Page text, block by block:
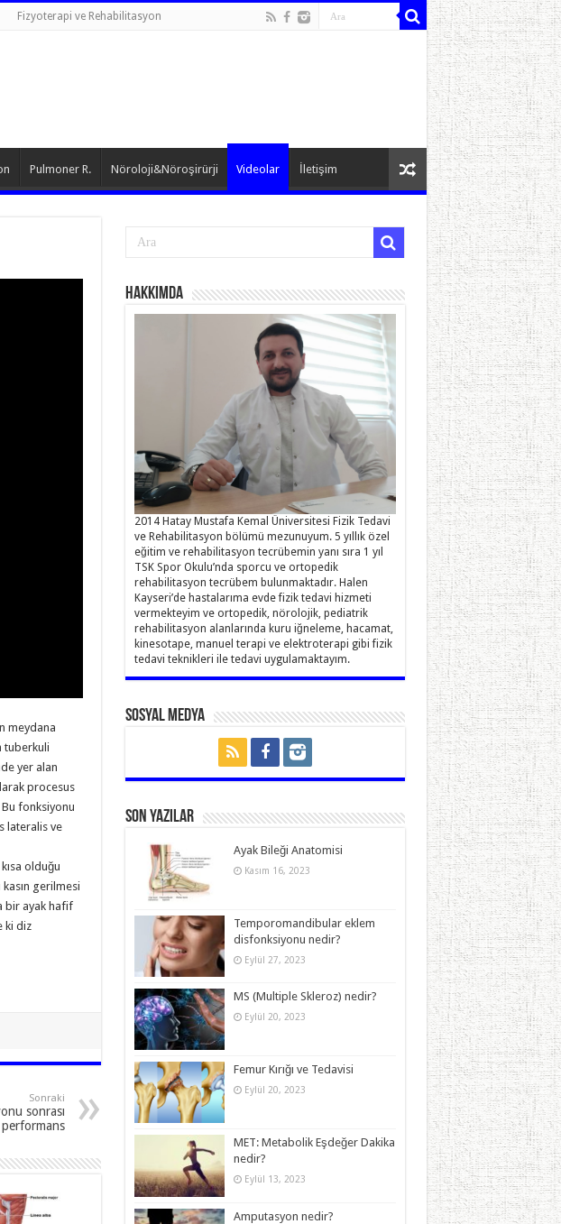
Fizyoterapi ve Rehabilitasyon
Pulmoner R. Nöroloji&Nöroşirürji Videolar İletişim
meydana
tuberkuli
yer alan
procesus
Bu fonksiyonu
lateralis ve
olduğu
gerilmesi
bir ayak hafif
ki diz
Sonraki
sonrası
Hakkımda
2014 Hatay Mustafa Kemal Üniversitesi Fizik Tedavi
ve Rehabilitasyon bölümü mezunuyum. 5 yıllık özel
eğitim ve rehabilitasyon tecrübemin yanı sıra 1 yıl
TSK Spor Okulu’nda sporcu ve ortopedik
rehabilitasyon tecrübem bulunmaktadır. Halen
Kayseri’de hastalarıma evde fizik tedavi hizmeti
vermekteyim ve ortopedik, nörolojik, pediatrik
rehabilitasyon alanlarında kuru iğneleme, hacamat,
kinesotape, manuel terapi ve elektroterapi gibi fizik
tedavi teknikleri ile tedavi uygulamaktayım.
Sosyal Medya
Son Yazılar
Ayak Bileği Anatomisi
Kasım 16, 2023
Temporomandibular eklem
disfonksiyonu nedir?
Eylül 27, 2023
MS (Multiple Skleroz) nedir?
Eylül 20, 2023
Femur Kırığı ve Tedavisi
Eylül 20, 2023
MET: Metabolik Eşdeğer Dakika
nedir?
Eylül 13, 2023
Amputasyon nedir?